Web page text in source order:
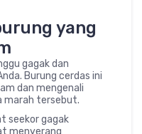
yang
gagak dan
Burung cerdas ini
dan mengenali
marah tersebut.
seekor gagak